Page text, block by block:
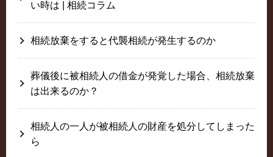
い時は | 相続コラム
相続放棄をすると代襲相続が発生するのか
葬儀後に被相続人の借金が発覚した場合、相続放棄
は出来るのか？
相続人の一人が被相続人の財産を処分してしまった
ら